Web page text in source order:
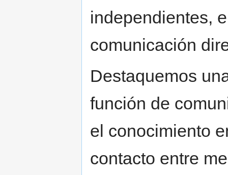
independientes,
comunicación
Destaquemos
función de
el conocimiento
contacto entre